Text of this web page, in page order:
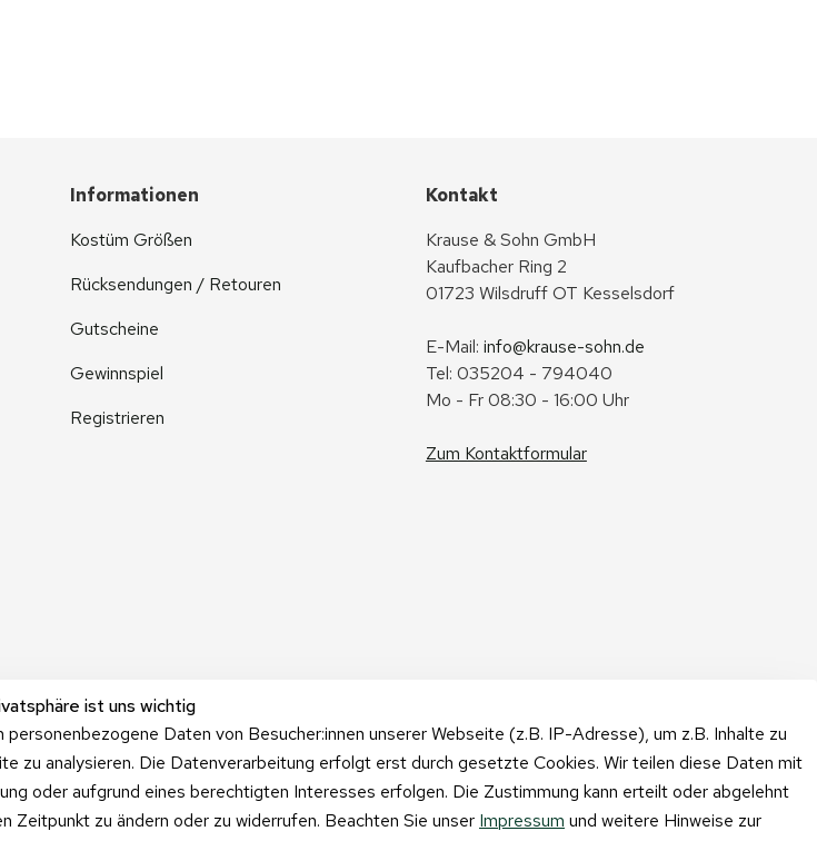
ist uns wichtig
Daten von Besucher:innen unserer Webseite (z.B. IP-Adresse), um z.B. Inhalte zu
zu analysieren. Die Datenverarbeitung erfolgt erst durch gesetzte Cookies. Wir teilen diese Daten mit
oder aufgrund eines berechtigten Interesses erfolgen. Die Zustimmung kann erteilt oder abgelehnt
Zeitpunkt zu ändern oder zu widerrufen. Beachten Sie unser Impressum und weitere Hinweise zur
Informationen
Kostüm Größen
Rücksendungen / Retouren
Gutscheine
Gewinnspiel
Registrieren
Kontakt
Krause & Sohn GmbH
Kaufbacher Ring 2
01723 Wilsdruff OT Kesselsdorf
E-Mail: info@krause-sohn.de
Tel: 035204 - 794040
Mo - Fr 08:30 - 16:00 Uhr
Zum Kontaktformular